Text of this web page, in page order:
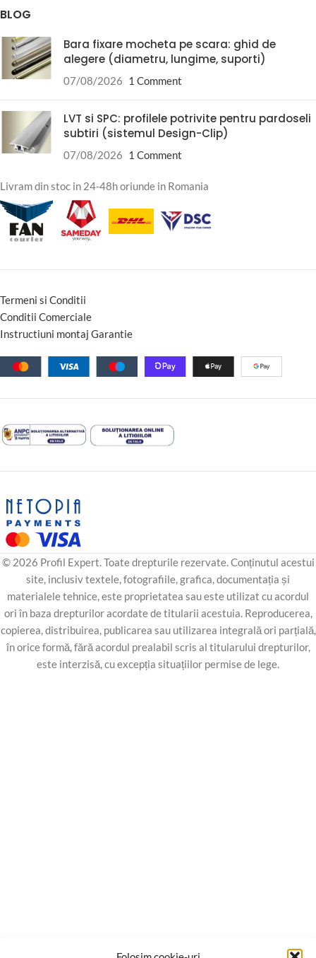
BLOG
Bara fixare mocheta pe scara: ghid de
alegere (diametru, lungime, suporti)
07/08/2026 1 Comment
LVT si SPC: profilele potrivite pentru pardoseli
subtiri (sistemul Design-Clip)
07/08/2026 1 Comment
Livram din stoc in 24-48h oriunde in Romania
Termeni si Conditii
Conditii Comerciale
Instructiuni montaj Garantie
© 2026 Profil Expert. Toate drepturile rezervate. Conținutul acestui
site, inclusiv textele, fotografiile, grafica, documentația și
materialele tehnice, este proprietatea sau este utilizat cu acordul
ori în baza drepturilor acordate de titularii acestuia. Reproducerea,
copierea, distribuirea, publicarea sau utilizarea integrală ori parțială,
în orice formă, fără acordul prealabil scris al titularului drepturilor,
este interzisă, cu excepția situațiilor permise de lege.